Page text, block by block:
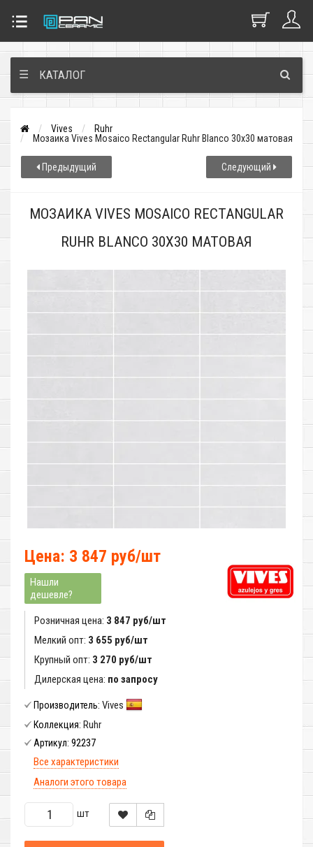
☰ КАТАЛОГ
Vives
Ruhr
Мозаика Vives Mosaico Rectangular Ruhr Blanco 30x30 матовая
Предыдущий Следующий
МОЗАИКА VIVES MOSAICO RECTANGULAR
RUHR BLANCO 30X30 МАТОВАЯ
Цена: 3 847 руб/шт
Нашли
дешевле?
Розничная цена: 3 847 руб/шт
Мелкий опт: 3 655 руб/шт
Крупный опт: 3 270 руб/шт
Дилерская цена: по запросу
Производитель: Vives
Коллекция: Ruhr
Артикул: 92237
Все характеристики
Аналоги этого товара
шт